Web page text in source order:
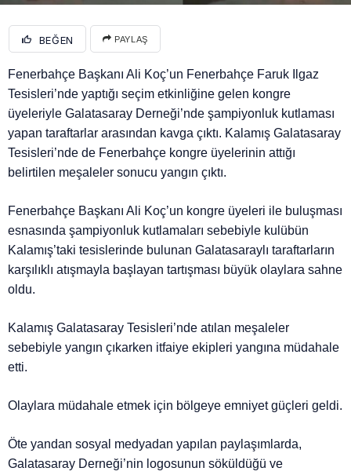
BEĞEN PAYLAŞ
Fenerbahçe Başkanı Ali Koç’un Fenerbahçe Faruk Ilgaz
Tesisleri’nde yaptığı seçim etkinliğine gelen kongre
üyeleriyle Galatasaray Derneği’nde şampiyonluk kutlaması
yapan taraftarlar arasından kavga çıktı. Kalamış Galatasaray
Tesisleri’nde de Fenerbahçe kongre üyelerinin attığı
belirtilen meşaleler sonucu yangın çıktı.
Fenerbahçe Başkanı Ali Koç’un kongre üyeleri ile buluşması
esnasında şampiyonluk kutlamaları sebebiyle kulübün
Kalamış’taki tesislerinde bulunan Galatasaraylı taraftarların
karşılıklı atışmayla başlayan tartışması büyük olaylara sahne
oldu.
Kalamış Galatasaray Tesisleri’nde atılan meşaleler
sebebiyle yangın çıkarken itfaiye ekipleri yangına müdahale
etti.
Olaylara müdahale etmek için bölgeye emniyet güçleri geldi.
Öte yandan sosyal medyadan yapılan paylaşımlarda,
Galatasaray Derneği’nin logosunun söküldüğü ve